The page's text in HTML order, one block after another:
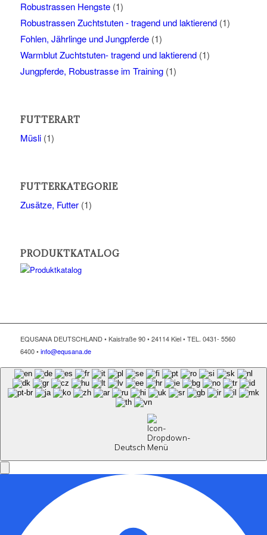
Robustrassen Hengste (1)
Robustrassen Zuchtstuten - tragend und laktierend (1)
Fohlen, Jährlinge und Jungpferde (1)
Warmblut Zuchtstuten- tragend und laktierend (1)
Jungpferde, Robustrasse im Training (1)
FUTTERART
Müsli (1)
FUTTERKATEGORIE
Zusätze, Futter (1)
PRODUKTKATALOG
EQUSANA DEUTSCHLAND • Kaistraße 90 • 24114 Kiel • TEL. 0431- 5560
6400 •info@equsana.de
Deutsch